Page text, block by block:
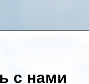
с нами